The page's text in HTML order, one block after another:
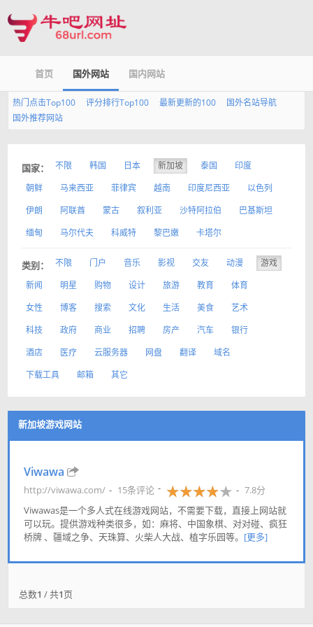
首页 国外网站 国内网站
热门点击Top100 评分排行Top100 最新更新的100
国外名站导航
国外推荐网站
国家： 不限 韩国 日本 新加坡 泰国
印度
朝鲜
马来西亚 菲律宾 越南 印度尼西亚
以色列
伊朗
阿联酋 蒙古 叙利亚 沙特阿拉伯
巴基斯坦
缅甸
马尔代夫 科威特 黎巴嫩 卡塔尔
类别： 不限 门户 音乐 影视 交友 动漫
游戏
新闻
明星 购物 设计 旅游 教育
体育
女性
博客 搜索 文化 生活 美食
艺术
科技
政府 商业 招聘 房产 汽车
银行
酒店
医疗 云服务器 网盘 翻译
域名
下载工具
邮箱 其它
新加坡游戏网站
Viwawa
http://viwawa.com/ 15条评论
7.8分
Viwawas是一个多人式在线游戏网站，不需要下载，直接上网站就
可以玩。提供游戏种类很多，如：麻将、中国象棋、对对碰、疯狂
桥牌 、疆域之争、天珠算、火柴人大战、植字乐园等。 [更多]
总数1 / 共1页